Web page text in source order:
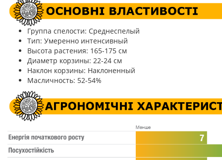
Группа спелости: Среднеспелый
Тип: Умеренно интенсивный
Высота растения: 165-175 см
Диаметр корзины: 22-24 см
Наклон корзины: Наклоненный
Масличность: 52-54%